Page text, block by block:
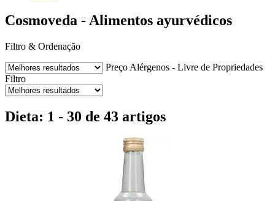
Cosmoveda - Alimentos ayurvédicos
Filtro & Ordenação
Preço Alérgenos - Livre de Propriedades
Filtro
Dieta: 1 - 30 de 43 artigos